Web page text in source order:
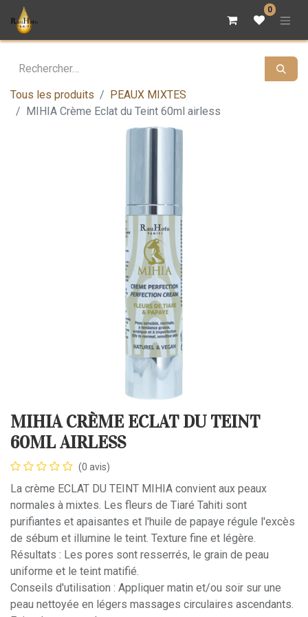
0
Tous les produits
PEAUX MIXTES
MIHIA Crème Eclat du Teint 60ml airless
MIHIA CRÈME ECLAT DU TEINT
60ML AIRLESS
(0 avis)
La crème ECLAT DU TEINT MIHIA convient aux peaux
normales à mixtes. Les fleurs de Tiaré Tahiti sont
purifiantes et apaisantes et l'huile de papaye régule l'excès
de sébum et illumine le teint. Texture fine et légère.
Résultats : Les pores sont resserrés, le grain de peau
uniforme et le teint matifié.
Conseils d'utilisation : Appliquer matin et/ou soir sur une
peau nettoyée en légers massages circulaires ascendants.